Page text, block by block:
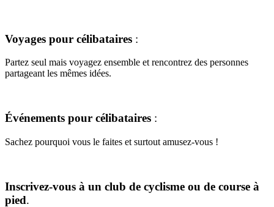
Voyages pour célibataires :
Partez seul mais voyagez ensemble et rencontrez des personnes
partageant les mêmes idées.
Événements pour célibataires :
Sachez pourquoi vous le faites et surtout amusez-vous !
Inscrivez-vous à un club de cyclisme ou de course à
pied.